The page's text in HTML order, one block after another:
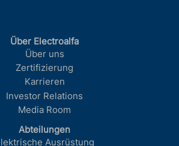
Über Electroalfa
Über uns
Zertifizierung
Karrieren
Investor Relations
Media Room
Abteilungen
Ausrüstung